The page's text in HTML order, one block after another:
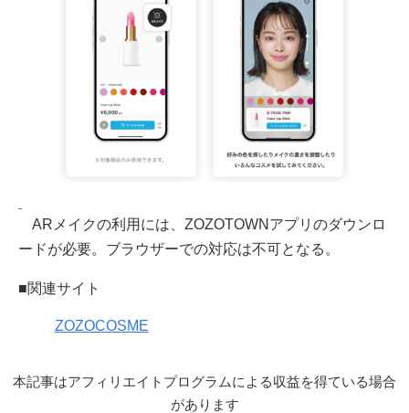
ARメイクの利用には、ZOZOTOWNアプリのダウンロ
ードが必要。ブラウザーでの対応は不可となる。
■関連サイト
ZOZOCOSME
本記事はアフィリエイトプログラムによる収益を得ている場合
があります